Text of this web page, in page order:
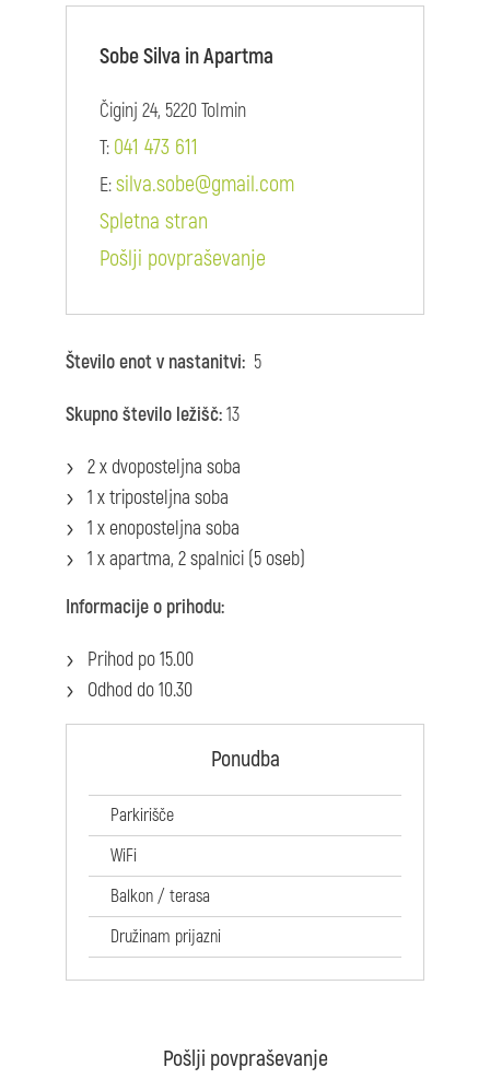
Sobe Silva in Apartma
Čiginj 24, 5220 Tolmin
T: 041 473 611
E:silva.sobe@gmail.com
Spletna stran
Pošlji povpraševanje
Število enot v nastanitvi: 5
Skupno število ležišč:13
2 x dvoposteljna soba
1 x triposteljna soba
1 x enoposteljna soba
1 x apartma, 2 spalnici (5 oseb)
Informacije o prihodu:
Prihod po 15.00
Odhod do 10.30
Ponudba
Parkirišče
WiFi
Balkon / terasa
Družinam prijazni
Pošlji povpraševanje